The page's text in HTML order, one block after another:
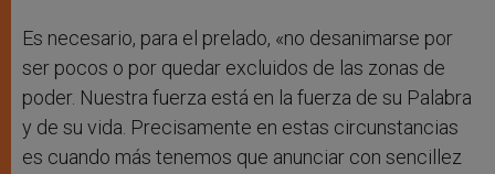
Es necesario, para el prelado, «no desanimarse por
ser pocos o por quedar excluidos de las zonas de
poder. Nuestra fuerza está en la fuerza de su Palabra
y de su vida. Precisamente en estas circunstancias
es cuando más tenemos que anunciar con sencillez